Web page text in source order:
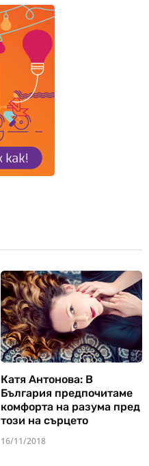
Катя Антонова: В
България предпочитаме
комфорта на разума пред
този на сърцето
16/11/2018